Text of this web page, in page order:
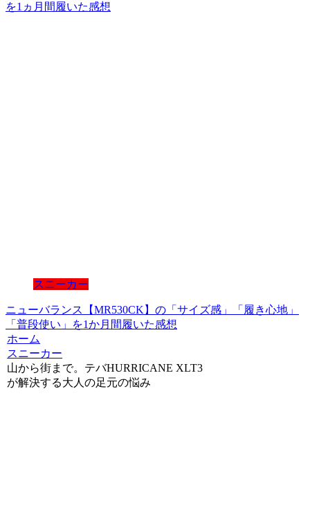
を1ヵ月間履いた感想
スニーカー
ニューバランス【MR530CK】の「サイズ感」「履き心地」
「普段使い」を1か月間履いた感想
ホーム
スニーカー
山から街まで。テバHURRICANE XLT3
が解決する大人の足元の悩み